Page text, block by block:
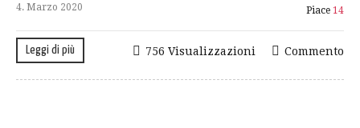
4. Marzo 2020 Piace 14
Leggi di più Commento
756 Visualizzazioni